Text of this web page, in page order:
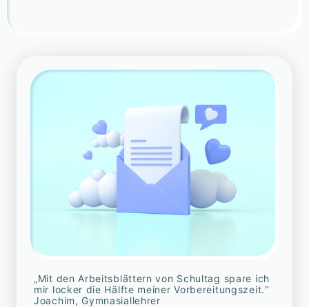
„Mit den Arbeitsblättern von Schultag spare ich
mir locker die Hälfte meiner Vorbereitungszeit.“
Joachim, Gymnasiallehrer